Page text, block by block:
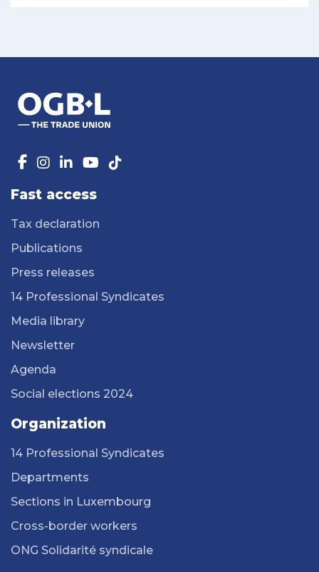
Fast access
Tax declaration
Publications
Press releases
14 Professional Syndicates
Media library
Newsletter
Agenda
Social elections 2024
Organization
14 Professional Syndicates
Departments
Sections in Luxembourg
Cross-border workers
ONG Solidarité syndicale